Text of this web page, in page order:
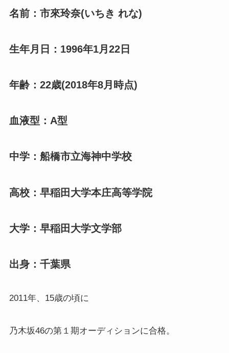
名前：市來玲奈(いちき れな)
生年月日：1996年1月22日
年齢：22歳(2018年8月時点)
血液型：A型
中学：船橋市立海神中学校
高校：早稲田大学本庄高等学院
大学：早稲田大学文学部
出身：千葉県
2011年、15歳の頃に
乃木坂46の第１期オーディションに合格。